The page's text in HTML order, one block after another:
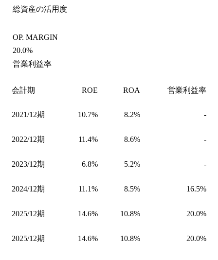
総資産の活用度
OP. MARGIN
20.0%
営業利益率
会計期 ROE ROA 営業利益率
2021/12期 10.7% 8.2% -
2022/12期 11.4% 8.6% -
2023/12期 6.8% 5.2% -
2024/12期 11.1% 8.5% 16.5%
2025/12期 14.6% 10.8% 20.0%
2025/12期 14.6% 10.8% 20.0%